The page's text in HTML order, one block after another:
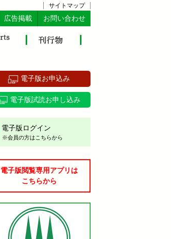
サイトマップ
広告掲載 お問い合わせ
電子版お申込み
電子版試読お申し込み
電子版ログイン
※会員の方はこちらから
電子版閲覧専用アプリは
こちらから